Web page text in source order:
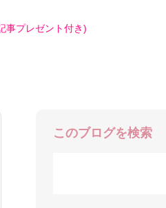
事プレゼント付き)
このブログを検索